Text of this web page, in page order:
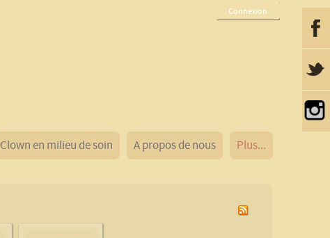
Connexion
Clown en milieu de soin A propos de nous Plus...